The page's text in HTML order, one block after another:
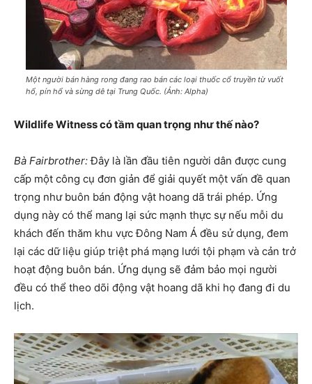
Một người bán hàng rong đang rao bán các loại thuốc cổ truyền từ vuốt
hổ, pín hổ và sừng dê tại Trung Quốc. (Ảnh: Alpha)
Wildlife Witness có tầm quan trọng như thế nào?
Bà Fairbrother:Đây là lần đầu tiên người dân được cung
cấp một công cụ đơn giản để giải quyết một vấn đề quan
trọng như buôn bán động vật hoang dã trái phép. Ứng
dụng này có thể mang lại sức mạnh thực sự nếu mỗi du
khách đến thăm khu vực Đông Nam Á đều sử dụng, đem
lại các dữ liệu giúp triệt phá mạng lưới tội phạm và cản trở
hoạt động buôn bán. Ứng dụng sẽ đảm bảo mọi người
đều có thể theo dõi động vật hoang dã khi họ đang đi du
lịch.